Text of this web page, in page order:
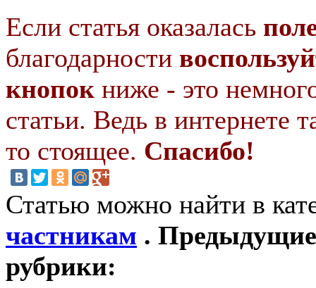
Если статья оказалась
благодарности
кнопок ниже - это
статьи. Ведь в интернете
то стоящее. Спасибо!
Статью можно найти в
частникам . Предыдущие
рубрики: